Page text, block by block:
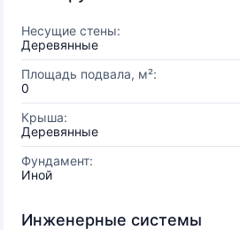
Несущие стены:
Деревянные
Площадь подвала, м²:
0
Крыша:
Деревянные
Фундамент:
Иной
Инженерные системы